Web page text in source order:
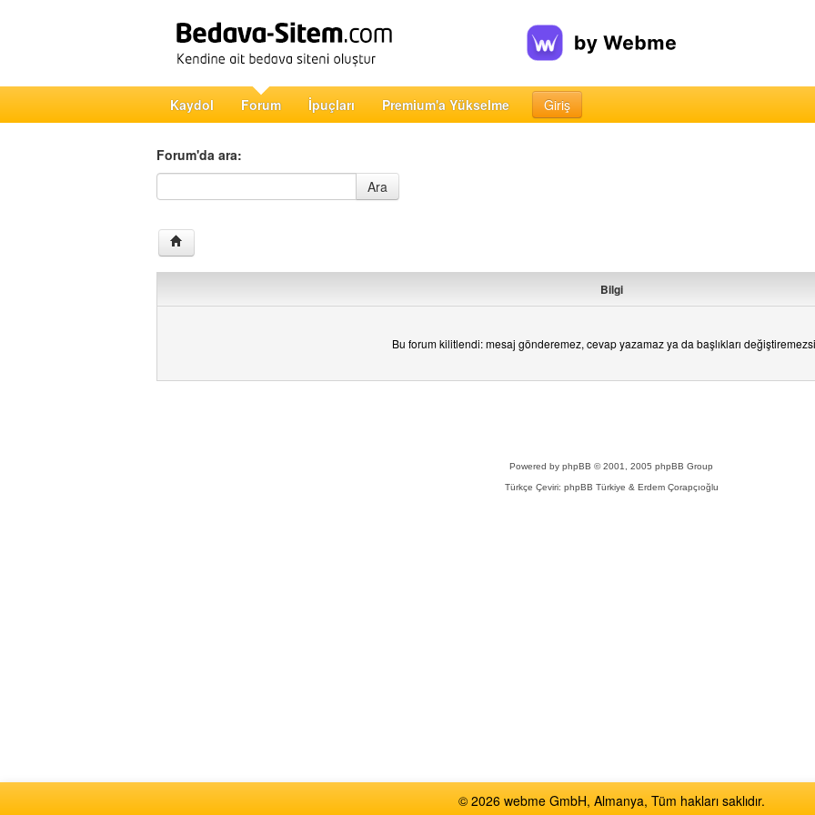
Kaydol Forum İpuçları Premium'a Yükselme Giriş
Forum'da ara:
Forum'da ara
Ara
Bilgi
Bu forum kilitlendi: mesaj gönderemez, cevap yazamaz ya da başlıkları
Powered by phpBB © 2001, 2005 phpBB Group
Türkçe Çeviri: phpBB Türkiye & Erdem Çorapçıoğlu
© 2026 webme GmbH, Almanya, Tüm hakları saklıdır.